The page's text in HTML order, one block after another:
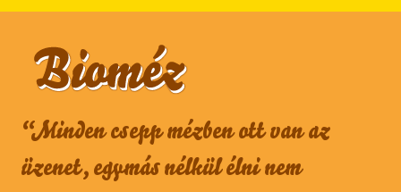
“Minden csepp mézben ott van az
üzenet, egymás nélkül élni nem